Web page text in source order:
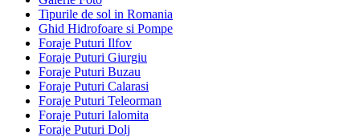
Tipurile de sol in Romania
Ghid Hidrofoare si Pompe
Foraje Puturi Ilfov
Foraje Puturi Giurgiu
Foraje Puturi Buzau
Foraje Puturi Calarasi
Foraje Puturi Teleorman
Foraje Puturi Ialomita
Foraje Puturi Dolj